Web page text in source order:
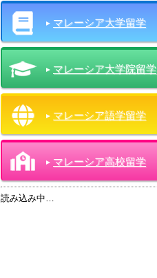
マレーシア大学留学
マレーシア大学院留学
マレーシア語学留学
マレーシア高校留学
読み込み中…